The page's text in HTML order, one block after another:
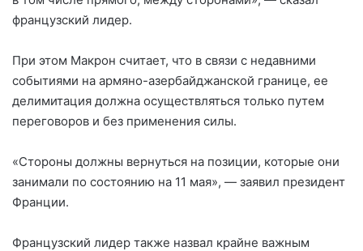
французский лидер.
При этом Макрон считает, что в связи с недавними
событиями на армяно-азербайджанской границе, ее
делимитация должна осуществляться только путем
переговоров и без применения силы.
«Стороны должны вернуться на позиции, которые они
занимали по состоянию на 11 мая», — заявил президент
Франции.
Французский лидер также назвал крайне важным